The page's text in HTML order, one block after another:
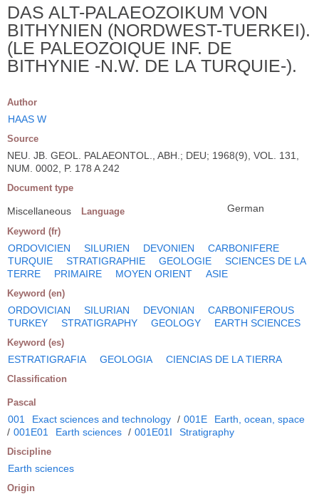
DAS ALT-PALAEOZOIKUM VON
BITHYNIEN (NORDWEST-TUERKEI).
(LE PALEOZOIQUE INF. DE
BITHYNIE -N.W. DE LA TURQUIE-).
Author
HAAS W
Source
NEU. JB. GEOL. PALAEONTOL., ABH.; DEU; 1968(9), VOL. 131,
NUM. 0002, P. 178 A 242
Document type
Miscellaneous Language German
Keyword (fr)
ORDOVICIEN SILURIEN DEVONIEN
CARBONIFERE
TURQUIE
STRATIGRAPHIE GEOLOGIE
SCIENCES DE LA
TERRE
PRIMAIRE MOYEN ORIENT ASIE
Keyword (en)
ORDOVICIAN SILURIAN DEVONIAN
CARBONIFEROUS
TURKEY
STRATIGRAPHY GEOLOGY EARTH SCIENCES
Keyword (es)
ESTRATIGRAFIA GEOLOGIA CIENCIAS DE LA TIERRA
Classification
Pascal
001 Exact sciences and technology / 001E
Earth, ocean, space
/ 001E01 Earth sciences / 001E01I Stratigraphy
Discipline
Earth sciences
Origin